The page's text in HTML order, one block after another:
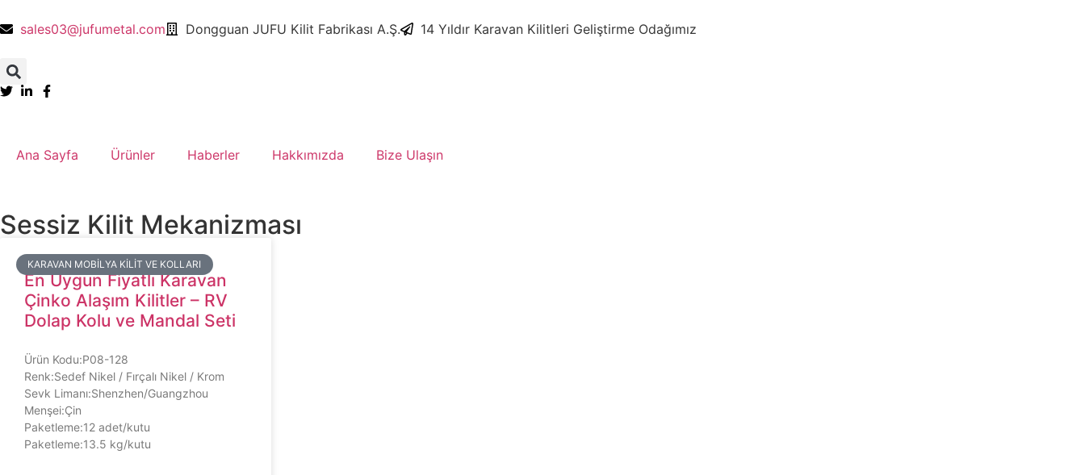
sales03@jufumetal.com ​Dongguan JUFU Kilit Fabrikası A.Ş. ​14 Yıldır Karavan Kilitleri Geliştirme Odağımız
Ana Sayfa ​Ürünler ​Haberler ​Hakkımızda Bize Ulaşın
Sessiz Kilit Mekanizması
​KARAVAN MOBILYA KILIT VE KOLLARI
En Uygun Fiyatlı Karavan
Çinko Alaşım Kilitler – RV
Dolap Kolu ve Mandal Seti
Ürün Kodu:P08-128
Renk:Sedef Nikel / Fırçalı Nikel / Krom
Sevk Limanı:Shenzhen/Guangzhou
Menşei:Çin
Paketleme:12 adet/kutu
Paketleme:13.5 kg/kutu